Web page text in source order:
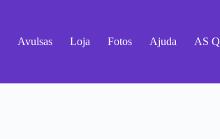
Avulsas Loja Fotos Ajuda AS